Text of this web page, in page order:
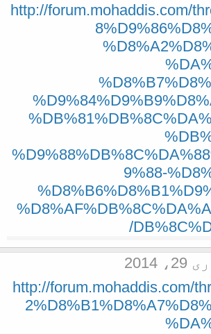
http://forum.mohaddis.com/
9%88-
2014
http://forum.mohaddis.com/